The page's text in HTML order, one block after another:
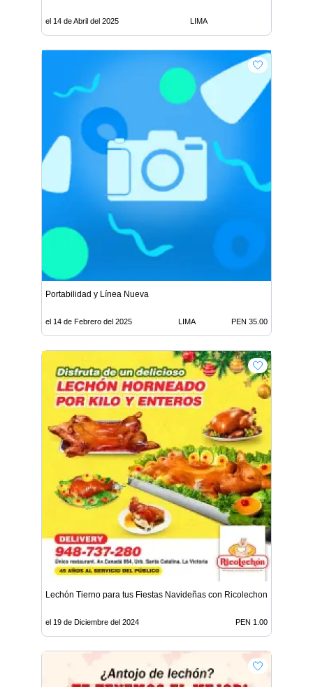
el 14 de Abril del 2025 LIMA
Portabilidad y Línea Nueva
el 14 de Febrero del 2025 LIMA PEN 35.00
Lechón Tierno para tus Fiestas Navideñas con Ricolechon
el 19 de Diciembre del 2024 PEN 1.00